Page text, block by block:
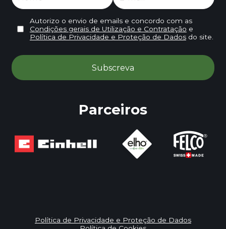
Autorizo o envio de emails e concordo com as
Condições gerais de Utilização e Contratação e
Política de Privacidade e Proteção de Dadosdo site.
Parceiros
Política de Privacidade e Proteção de Dados